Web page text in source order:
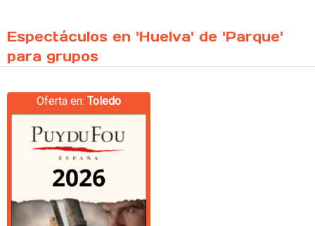
Espectáculos en 'Huelva' de 'Parque'
para grupos
Oferta en: Toledo